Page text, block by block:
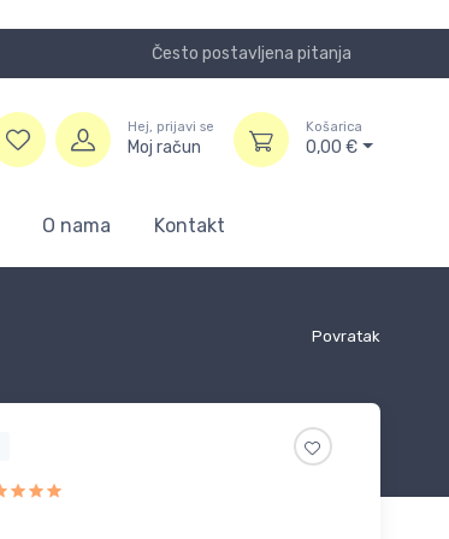
Često postavljena pitanja
Hej, prijavi se
Moj račun
Košarica
0,00 €
O nama Kontakt
Povratak